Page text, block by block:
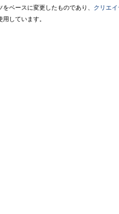
ベースに変更したものであり、 クリエ
用しています。